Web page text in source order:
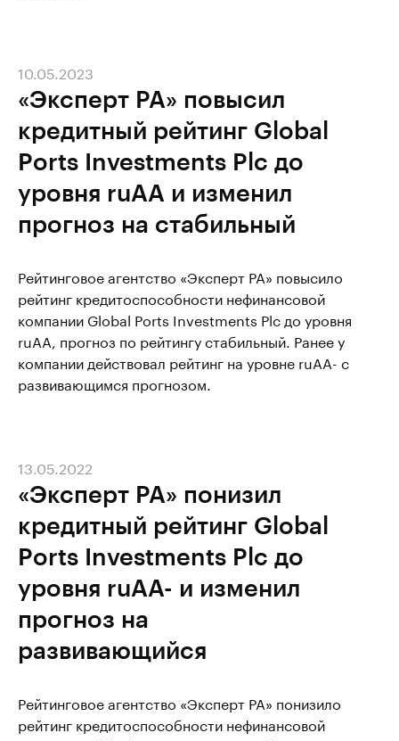
«Эксперт РА» повысил
кредитный рейтинг Global
Ports Investments Plc до
уровня ruAA и изменил
прогноз на стабильный
10.05.2023
Рейтинговое агентство «Эксперт РА» повысило
рейтинг кредитоспособности нефинансовой
компании Global Ports Investments Plc до уровня
ruAA, прогноз по рейтингу стабильный. Ранее у
компании действовал рейтинг на уровне ruAA- с
развивающимся прогнозом.
«Эксперт РА» понизил
кредитный рейтинг Global
Ports Investments Plc до
уровня ruAA- и изменил
прогноз на
развивающийся
13.05.2022
Рейтинговое агентство «Эксперт РА» понизило
рейтинг кредитоспособности нефинансовой